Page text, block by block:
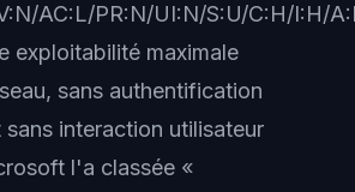
AC:L/PR:N/UI:N/S:U/C:H/I:H/
exploitabilité maximale
sans authentification
sans interaction utilisateur
l'a classée «